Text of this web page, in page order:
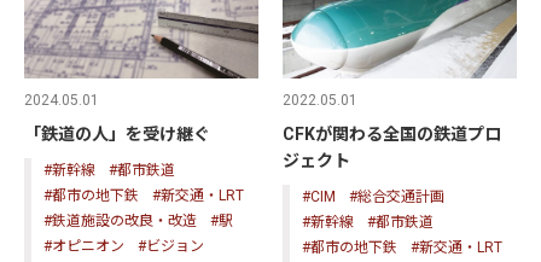
2024.05.01
「鉄道の人」を受け継ぐ
#新幹線
#都市鉄道
#都市の地下鉄
#新交通・LRT
#鉄道施設の改良・改造
#駅
#オピニオン
#ビジョン
2022.05.01
CFKが関わる全国の鉄道プロ
ジェクト
#CIM
#総合交通計画
#新幹線
#都市鉄道
#都市の地下鉄
#新交通・LRT